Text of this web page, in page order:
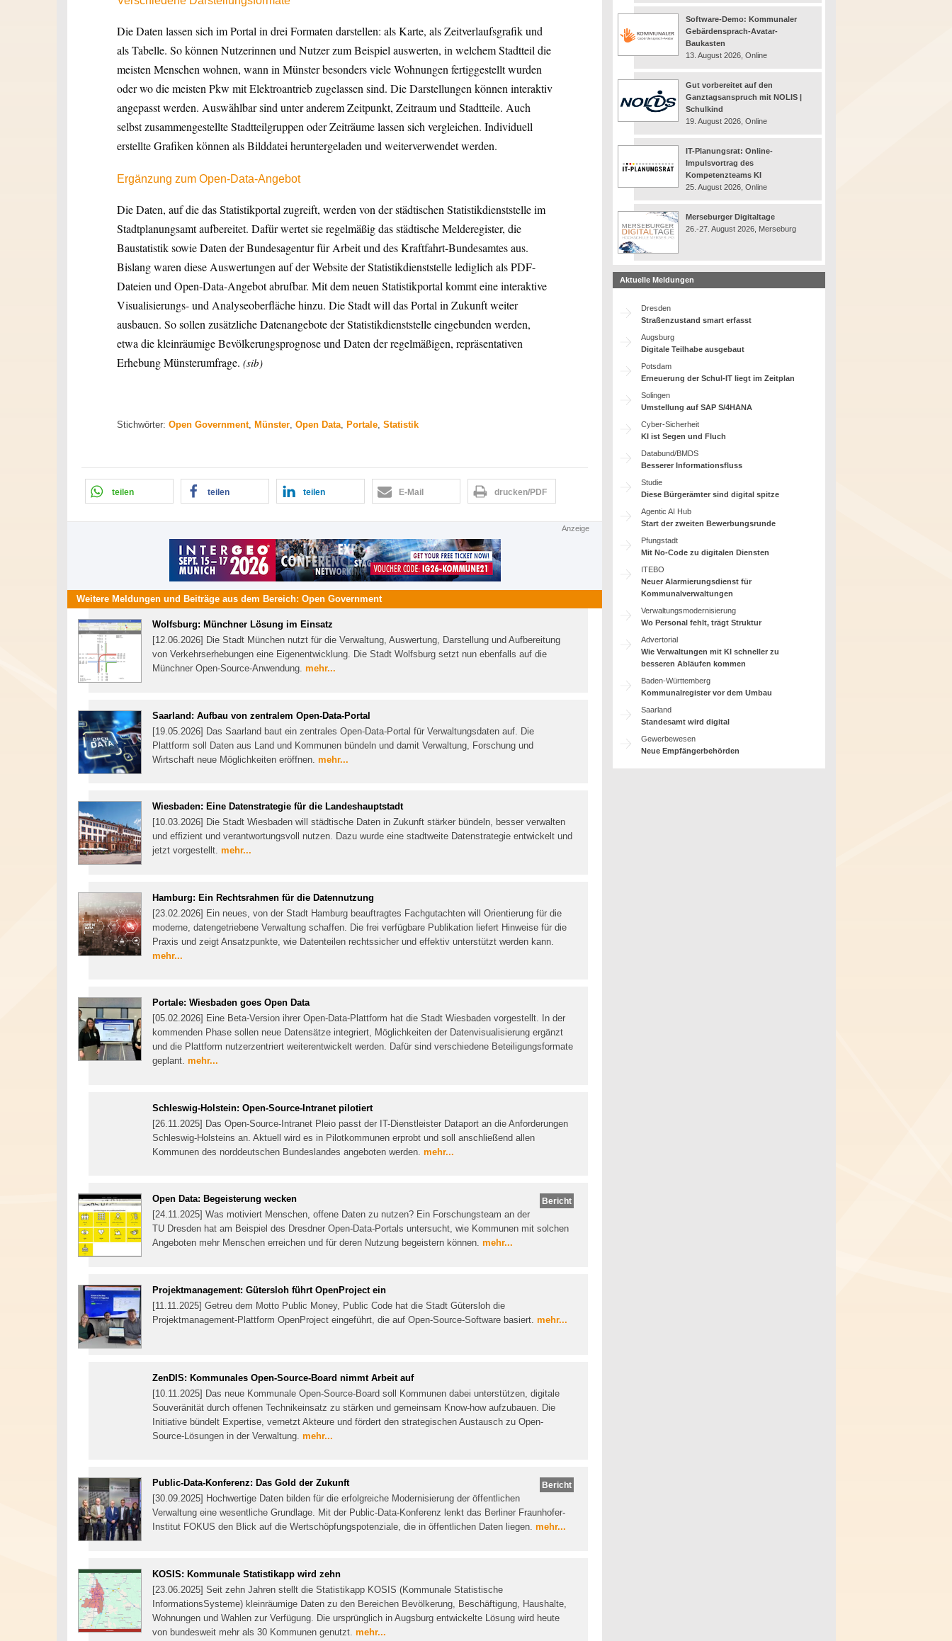
Die Daten lassen sich im Portal in drei Formaten darstellen: als Karte, als Zeitverlaufsgrafik und
als Tabelle. So können Nutzerinnen und Nutzer zum Beispiel auswerten, in welchem Stadtteil die
meisten Menschen wohnen, wann in Münster besonders viele Wohnungen fertiggestellt wurden
oder wo die meisten Pkw mit Elektroantrieb zugelassen sind. Die Darstellungen können interaktiv
angepasst werden. Auswählbar sind unter anderem Zeitpunkt, Zeitraum und Stadtteile. Auch
selbst zusammengestellte Stadtteilgruppen oder Zeiträume lassen sich vergleichen. Individuell
erstellte Grafiken können als Bilddatei heruntergeladen und weiterverwendet werden.
Ergänzung zum Open-Data-Angebot
Die Daten, auf die das Statistikportal zugreift, werden von der städtischen Statistikdienststelle im
Stadtplanungsamt aufbereitet. Dafür wertet sie regelmäßig das städtische Melderegister, die
Baustatistik sowie Daten der Bundesagentur für Arbeit und des Kraftfahrt-Bundesamtes aus.
Bislang waren diese Auswertungen auf der Website der Statistikdienststelle lediglich als PDF-
Dateien und Open-Data-Angebot abrufbar. Mit dem neuen Statistikportal kommt eine interaktive
Visualisierungs- und Analyseoberfläche hinzu. Die Stadt will das Portal in Zukunft weiter
ausbauen. So sollen zusätzliche Datenangebote der Statistikdienststelle eingebunden werden,
etwa die kleinräumige Bevölkerungsprognose und Daten der regelmäßigen, repräsentativen
Erhebung Münsterumfrage. (sib)
Stichwörter: Open Government, Münster Open Data Portale Statistik
teilen teilen teilen E-Mail drucken/PDF
Anzeige
Weitere Meldungen und Beiträge aus dem Bereich: Open Government
Wolfsburg: Münchner Lösung im Einsatz
[12.06.2026] Die Stadt München nutzt für die Verwaltung, Auswertung, Darstellung und Aufbereitung
von Verkehrserhebungen eine Eigenentwicklung. Die Stadt Wolfsburg setzt nun ebenfalls auf die
Münchner Open-Source-Anwendung. mehr...
Saarland: Aufbau von zentralem Open-Data-Portal
[19.05.2026] Das Saarland baut ein zentrales Open-Data-Portal für Verwaltungsdaten auf. Die
Plattform soll Daten aus Land und Kommunen bündeln und damit Verwaltung, Forschung und
Wirtschaft neue Möglichkeiten eröffnen. mehr...
Wiesbaden: Eine Datenstrategie für die Landeshauptstadt
[10.03.2026] Die Stadt Wiesbaden will städtische Daten in Zukunft stärker bündeln, besser verwalten
und effizient und verantwortungsvoll nutzen. Dazu wurde eine stadtweite Datenstrategie entwickelt und
jetzt vorgestellt. mehr...
Hamburg: Ein Rechtsrahmen für die Datennutzung
[23.02.2026] Ein neues, von der Stadt Hamburg beauftragtes Fachgutachten will Orientierung für die
moderne, datengetriebene Verwaltung schaffen. Die frei verfügbare Publikation liefert Hinweise für die
Praxis und zeigt Ansatzpunkte, wie Datenteilen rechtssicher und effektiv unterstützt werden kann.
mehr...
Portale: Wiesbaden goes Open Data
[05.02.2026] Eine Beta-Version ihrer Open-Data-Plattform hat die Stadt Wiesbaden vorgestellt. In der
kommenden Phase sollen neue Datensätze integriert, Möglichkeiten der Datenvisualisierung ergänzt
und die Plattform nutzerzentriert weiterentwickelt werden. Dafür sind verschiedene Beteiligungsformate
geplant. mehr...
Schleswig-Holstein: Open-Source-Intranet pilotiert
[26.11.2025] Das Open-Source-Intranet Pleio passt der IT-Dienstleister Dataport an die Anforderungen
Schleswig-Holsteins an. Aktuell wird es in Pilotkommunen erprobt und soll anschließend allen
Kommunen des norddeutschen Bundeslandes angeboten werden. mehr...
Bericht
Open Data: Begeisterung wecken
[24.11.2025] Was motiviert Menschen, offene Daten zu nutzen? Ein Forschungsteam an der
TU Dresden hat am Beispiel des Dresdner Open-Data-Portals untersucht, wie Kommunen mit solchen
Angeboten mehr Menschen erreichen und für deren Nutzung begeistern können. mehr...
Projektmanagement: Gütersloh führt OpenProject ein
[11.11.2025] Getreu dem Motto Public Money, Public Code hat die Stadt Gütersloh die
Projektmanagement-Plattform OpenProject eingeführt, die auf Open-Source-Software basiert. mehr...
ZenDIS: Kommunales Open-Source-Board nimmt Arbeit auf
[10.11.2025] Das neue Kommunale Open-Source-Board soll Kommunen dabei unterstützen, digitale
Souveränität durch offenen Technikeinsatz zu stärken und gemeinsam Know-how aufzubauen. Die
Initiative bündelt Expertise, vernetzt Akteure und fördert den strategischen Austausch zu Open-
Source-Lösungen in der Verwaltung. mehr...
Bericht
Public-Data-Konferenz: Das Gold der Zukunft
[30.09.2025] Hochwertige Daten bilden für die erfolgreiche Modernisierung der öffentlichen
Verwaltung eine wesentliche Grundlage. Mit der Public-Data-Konferenz lenkt das Berliner Fraunhofer-
Institut FOKUS den Blick auf die Wertschöpfungspotenziale, die in öffentlichen Daten liegen. mehr...
KOSIS: Kommunale Statistikapp wird zehn
[23.06.2025] Seit zehn Jahren stellt die Statistikapp KOSIS (Kommunale Statistische
InformationsSysteme) kleinräumige Daten zu den Bereichen Bevölkerung, Beschäftigung, Haushalte,
Wohnungen und Wahlen zur Verfügung. Die ursprünglich in Augsburg entwickelte Lösung wird heute
von bundesweit mehr als 30 Kommunen genutzt. mehr...
Software-Demo: Kommunaler
Gebärdensprach-Avatar-
Baukasten
13. August 2026, Online
Gut vorbereitet auf den
Ganztagsanspruch mit NOLIS |
Schulkind
19. August 2026, Online
IT-Planungsrat: Online-
Impulsvortrag des
Kompetenzteams KI
25. August 2026, Online
Merseburger Digitaltage
26.-27. August 2026, Merseburg
Aktuelle Meldungen
Dresden
Straßenzustand smart erfasst
Augsburg
Digitale Teilhabe ausgebaut
Potsdam
Erneuerung der Schul-IT liegt im Zeitplan
Solingen
Umstellung auf SAP S/4HANA
Cyber-Sicherheit
KI ist Segen und Fluch
Databund/BMDS
Besserer Informationsfluss
Studie
Diese Bürgerämter sind digital spitze
Agentic AI Hub
Start der zweiten Bewerbungsrunde
Pfungstadt
Mit No-Code zu digitalen Diensten
ITEBO
Neuer Alarmierungsdienst für
Kommunalverwaltungen
Verwaltungsmodernisierung
Wo Personal fehlt, trägt Struktur
Advertorial
Wie Verwaltungen mit KI schneller zu
besseren Abläufen kommen
Baden-Württemberg
Kommunalregister vor dem Umbau
Saarland
Standesamt wird digital
Gewerbewesen
Neue Empfängerbehörden